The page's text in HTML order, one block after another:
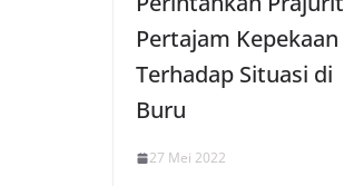
Pertajam Kepekaan
Terhadap Situasi di
Buru
27 Mei 2022